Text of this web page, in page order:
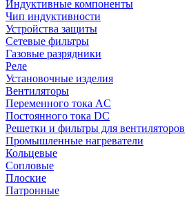
Индуктивные компоненты
Чип индуктивности
Устройства защиты
Сетевые фильтры
Газовые разрядники
Реле
Установочные изделия
Вентиляторы
Переменного тока AC
Постоянного тока DC
Решетки и фильтры для вентиляторов
Промышленные нагреватели
Кольцевые
Сопловые
Плоские
Патронные